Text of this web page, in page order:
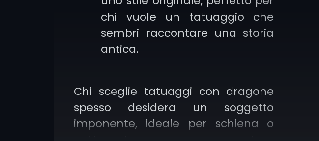
chi vuole un tatuaggio che
sembri raccontare una storia
antica.
Chi sceglie tatuaggi con dragone
spesso desidera un soggetto
imponente, ideale per schiena o